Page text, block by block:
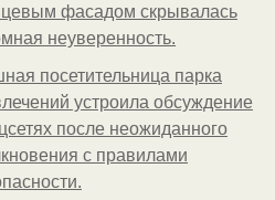
фасадом скрывалась
неуверенность.
посетительница парка
устроила обсуждение
после неожиданного
с правилами